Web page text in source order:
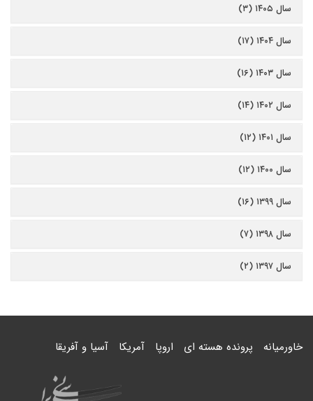
سال ۱۴۰۵ (۳)
سال ۱۴۰۴ (۱۷)
سال ۱۴۰۳ (۱۶)
سال ۱۴۰۲ (۱۴)
سال ۱۴۰۱ (۱۲)
سال ۱۴۰۰ (۱۲)
سال ۱۳۹۹ (۱۶)
سال ۱۳۹۸ (۷)
سال ۱۳۹۷ (۲)
خاورمیانه پرونده هسته ای اروپا آمریکا آسیا و آفریقا